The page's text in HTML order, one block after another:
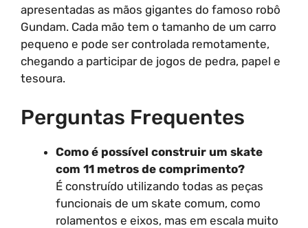
apresentadas as mãos gigantes do famoso robô
Gundam. Cada mão tem o tamanho de um carro
pequeno e pode ser controlada remotamente,
chegando a participar de jogos de pedra, papel e
tesoura.
Perguntas Frequentes
Como é possível construir um skate
com 11 metros de comprimento?
É construído utilizando todas as peças
funcionais de um skate comum, como
rolamentos e eixos, mas em escala muito